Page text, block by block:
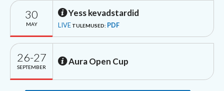
30
MAY
Yess kevadstardid
LIVE TULEMUSED: PDF
26-27
SEPTEMBER
Aura Open Cup